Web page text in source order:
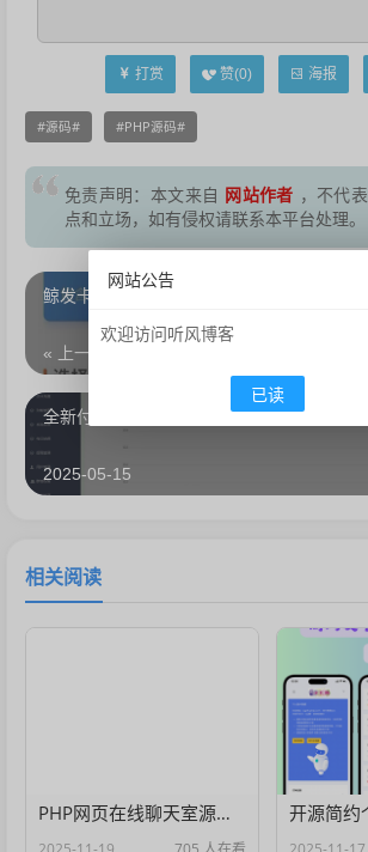
打赏 赞(0) 海报
源码 PHP源码
免责声明：本文来自 网站作者 ，不代表
点和立场，如有侵权请联系本平台处理。
鲸发卡v11.71系统源码+企业自动发卡网源码
« 上一篇
全新付费进群系统源码 带定位完整版 附教程
2025-05-15
相关阅读
PHP网页在线聊天室源码支持群聊搭建，在线聊天
网站公告
欢迎访问听风博客
已读